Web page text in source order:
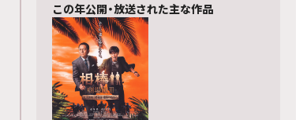
この年公開・放送された主な作品